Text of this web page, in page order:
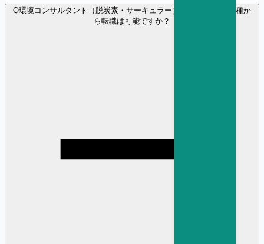
Q環境コンサルタント（脱炭素・サーキュラー） に異業種・異職種か
ら転職は可能ですか？